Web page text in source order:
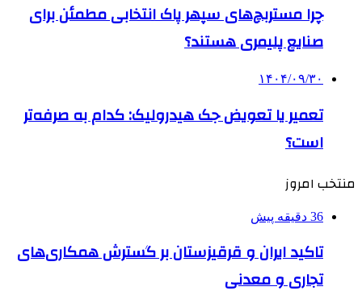
چرا مستربچ‌های سپهر پاک انتخابی مطمئن برای
صنایع پلیمری هستند؟
۱۴۰۴/۰۹/۳۰
تعمیر یا تعویض جک هیدرولیک: کدام به صرفه‌تر
است؟
منتخب امروز
36 دقیقه پیش
تاکید ایران و قرقیزستان بر گسترش همکاری‌های
تجاری و معدنی